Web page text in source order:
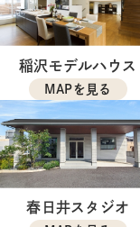
稲沢モデルハウス
MAPを見る
春日井スタジオ